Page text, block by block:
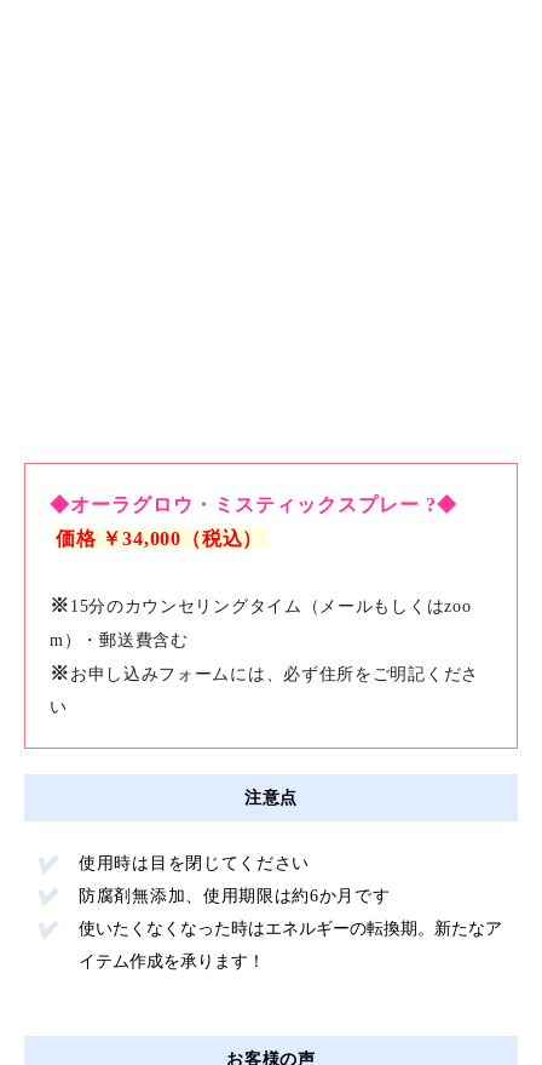
◆オーラグロウ・ミスティックスプレー ?◆
価格 ￥34,000（税込）
※ 15分のカウンセリングタイム（メールもしくはzoo
m）・郵送費含む
※ お申し込みフォームには、必ず住所をご明記くださ
い
注意点
使用時は目を閉じてください
防腐剤無添加、使用期限は約6か月です
使いたくなくなった時はエネルギーの転換期。新たなア
イテム作成を承ります！
お客様の声